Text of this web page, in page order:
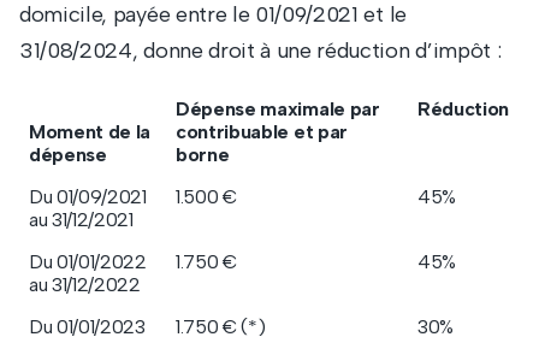
domicile, payée entre le 01/09/2021 et le
31/08/2024, donne droit à une réduction d’impôt :
Moment de la
dépense
Dépense maximale par
contribuable et par
borne
Réduction
Du 01/09/2021
au 31/12/2021
1.500 € 45%
Du 01/01/2022
au 31/12/2022
1.750 € 45%
Du 01/01/2023
1.750 € (*) 30%